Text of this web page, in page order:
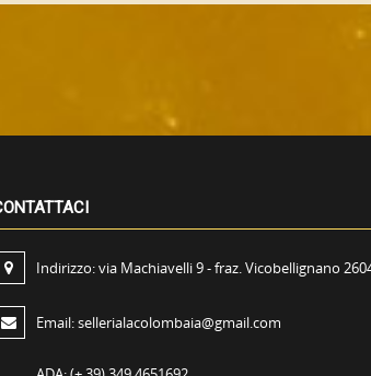
Indirizzo:via Machiavelli 9 - fraz. Vicobellignano
Email:sellerialacolombaia@gmail.com